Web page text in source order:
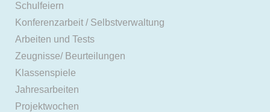
Schulfeiern
Konferenzarbeit / Selbstverwaltung
Arbeiten und Tests
Zeugnisse/ Beurteilungen
Klassenspiele
Jahresarbeiten
Projektwochen